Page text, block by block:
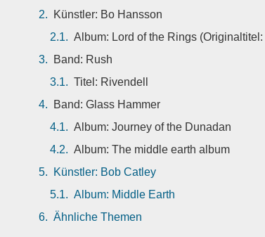
Künstler: Bo Hansson
Album: Lord of the Rings
Band: Rush
Titel: Rivendell
Band: Glass Hammer
Album: Journey of the Dunadan
Album: The middle earth album
Künstler: Bob Catley
Album: Middle Earth
Ähnliche Themen